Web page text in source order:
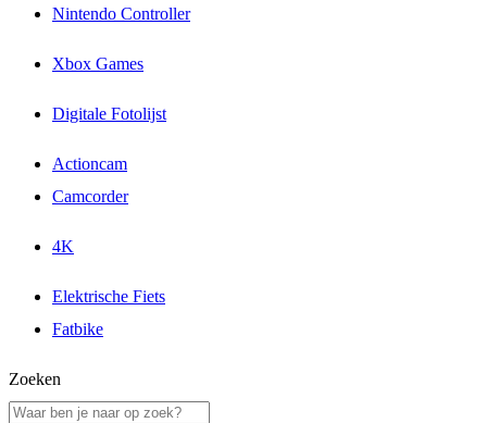
Nintendo Controller
Xbox Games
Digitale Fotolijst
Actioncam
Camcorder
4K
Elektrische Fiets
Fatbike
Zoeken